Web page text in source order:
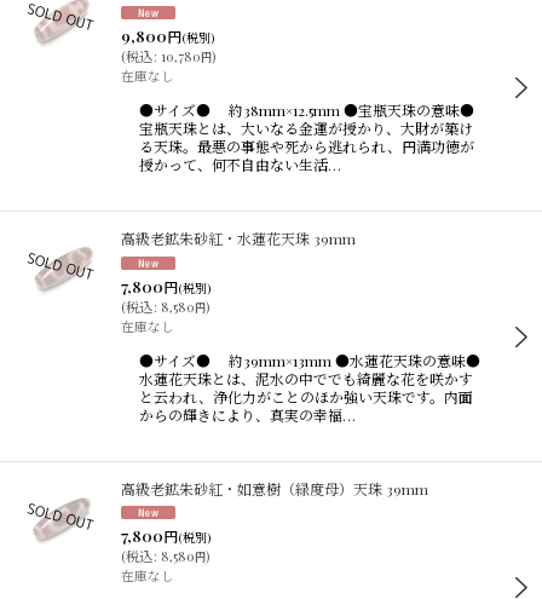
9,800円(税別)
(税込: 10,780円)
在庫なし
●サイズ● 約38mm×12.5mm ●宝瓶天珠の意味●
宝瓶天珠とは、大いなる金運が授かり、大財が築け
る天珠。最悪の事態や死から逃れられ、円満功徳が
授かって、何不自由ない生活…
高級老鉱朱砂紅・水蓮花天珠 39mm
7,800円(税別)
(税込: 8,580円)
在庫なし
●サイズ● 約39mm×13mm ●水蓮花天珠の意味●
水蓮花天珠とは、泥水の中ででも綺麗な花を咲かす
と云われ、浄化力がことのほか強い天珠です。内面
からの輝きにより、真実の幸福…
高級老鉱朱砂紅・如意樹（緑度母）天珠 39mm
7,800円(税別)
(税込: 8,580円)
在庫なし